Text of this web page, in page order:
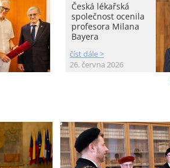
Česká lékařská
společnost ocenila
profesora Milana
Bayera
číst dále >
26. června 2026